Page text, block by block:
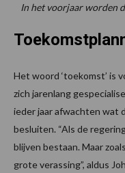
In het voorjaar worden
Het woord ‘toekomst’ is
zich jarenlang
ieder jaar afwachten wat
besluiten. “Als de
blijven bestaan. Maar
grote verassing”, aldus